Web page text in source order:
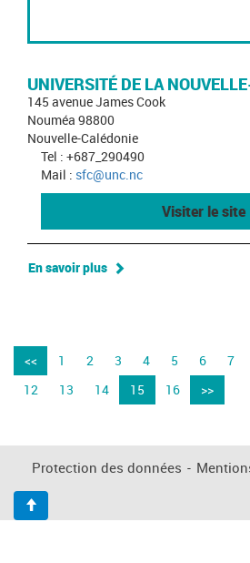
UNIVERSITÉ DE LA
145 avenue James Cook
Nouméa 98800
Nouvelle-Calédonie
Tel : +687_290490
Mail : sfc@unc.nc
Visiter le site
En savoir plus
<< 1 2 3 4 5 6 7
12
13 14 15 16 >>
Protection des données -